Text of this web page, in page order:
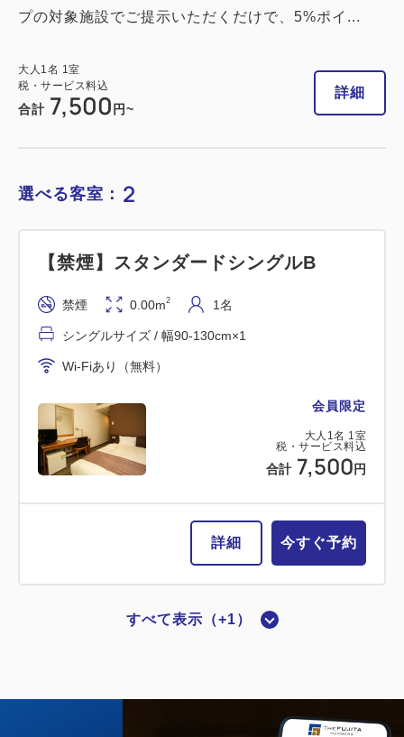
プの対象施設でご提示いただくだけで、5%ポイ...
大人 1名 1室
税・サービス料込
合計 7,500 円~
詳細
選べる客室： 2
会員限定
大人 1名 1室
税・サービス料込
合計 7,500 円
【禁煙】スタンダードシングルB
禁煙 0.00m2 1名
シングルサイズ / 幅90-130cm×1
Wi-Fiあり（無料）
詳細 今すぐ予約
すべて表示（+1）